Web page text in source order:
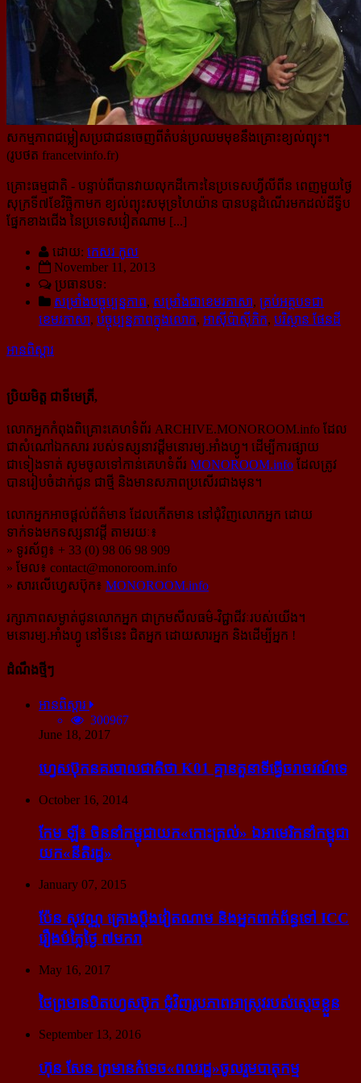
សកម្មភាពជម្លៀសប្រជាជនចេញពីតំបន់ប្រឈមមុខនឹងគ្រោះខ្យល់ព្យុះ។
(រូបថត francetvinfo.fr)
គ្រោះធម្មជាតិ - បន្ទាប់ពីបានវាយលុកដីកោះនៃប្រទេសហ្វីលីពីន ពេញមួយថ្ងៃ
សុក្រទី៧ខែវិច្ឆិកាមក ខ្យល់ព្យុះសមុទ្រ​ហៃយ៉ាន បានបន្តដំណើរមកដល់ដីទ្វីប
ផ្នែកខាងជើង នៃប្រទេសវៀតណាម [...]
ដោយ: កេសរ កូល
November 11, 2013
ប្រធានបទ:
សម្រាំងបច្ចុប្បន្នភាព, សម្រាំងជាខេមរភាសា, គ្រប់អត្ថបទជា
ខេមរភាសា, បច្ចុប្បន្នភាពក្នុងលោក, អាស៊ីប៉ាស៊ីភិក, បរិស្ថាន ផែនដី
អានពិស្ដារ
ប្រិយមិត្ត ជាទីមេត្រី,
លោកអ្នកកំពុងពិគ្រោះគេហទំព័រ ARCHIVE.MONOROOM.info ដែល
ជាសំណៅឯកសារ របស់ទស្សនាវដ្ដីមនោរម្យ.អាំងហ្វូ។ ដើម្បីការផ្សាយ
ជាទៀងទាត់ សូមចូលទៅកាន់​គេហទំព័រ MONOROOM.info ដែលត្រូវ
បានរៀបចំដាក់ជូន ជាថ្មី និងមានសភាពប្រសើរជាងមុន។
លោកអ្នកអាចផ្ដល់ព័ត៌មាន ដែលកើតមាន នៅជុំវិញលោកអ្នក ដោយ
ទាក់ទងមកទស្សនាវដ្ដី តាមរយៈ៖
» ទូរស័ព្ទ៖ + 33 (0) 98 06 98 909
» មែល៖ contact@monoroom.info
» សារលើហ្វេសប៊ុក៖ MONOROOM.info
រក្សាភាពសម្ងាត់ជូនលោកអ្នក ជាក្រមសីលធម៌-​វិជ្ជាជីវៈ​របស់យើង។
មនោរម្យ.អាំងហ្វូ នៅទីនេះ ជិតអ្នក ដោយសារអ្នក និងដើម្បីអ្នក !
ដំណឹងថ្មីៗ
អានពិស្ដារ
300967
June 18, 2017
ហ្វេសប៊ុក​នគរបាល​ជាតិ​ថា K01 គ្មាន​តួនាទី​ធ្វើ​ចរាចរណ៍​ទេ
October 16, 2014
កែម ឡី៖ ចិន​នាំ​កម្ពុជា​យក​«កោះ​ត្រល់» ឯ​អាមេរិក​នាំ​កម្ពុជា​
យក​«នីតិរដ្ឋ»
January 07, 2015
ប៉ែន សុវណ្ណ គ្រោង​ប្តឹង​វៀតណាម និង​អ្នក​ពាក់​ព័ន្ធ​ទៅ ICC
រឿង​បំភ្លៃ​ថ្ងៃ ៧​មករា
May 16, 2017
ថៃ​ព្រមាន​បិត​ហ្វេសប៊ុក ជុំ​វិញ​រូបភាព​អាស្រូវ​របស់​ស្ដេច​ខ្លួន
September 13, 2016
ហ៊ុន សែន ព្រមាន​កំទេច​«ពលរដ្ឋ»​ចូលរួម​បាតុកម្ម